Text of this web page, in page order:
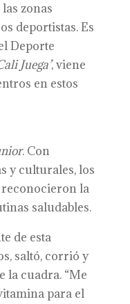
zonas
deportistas. Es
Deporte
Juega’, viene
en estos
. Con
y culturales, los
la
saludables.
de esta
saltó, corrió y
la cuadra. “Me
para el